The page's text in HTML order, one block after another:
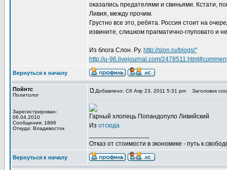
оказались предателями и свиньями. Кстати,
Ливия, между прочим.
Грустно все это, ребята. Россия стоит на
извините, слишком прагматично-глуповато и
Из блога Слон. Ру. http://slon.ru/blogs/"
http://u-96.livejournal.com/
Вернуться к началу
Пойнтс
Политолог
Зарегистрирован:
06.04.2010
Сообщения: 1866
Откуда: Владивосток
Добавлено: Сб Апр 23, 2011 5:31 pm Заголовок
Гарный хлопець Попандопуло Ливийский
Из отсюда
Отказ от стоимости в экономике - путь к
Вернуться к началу